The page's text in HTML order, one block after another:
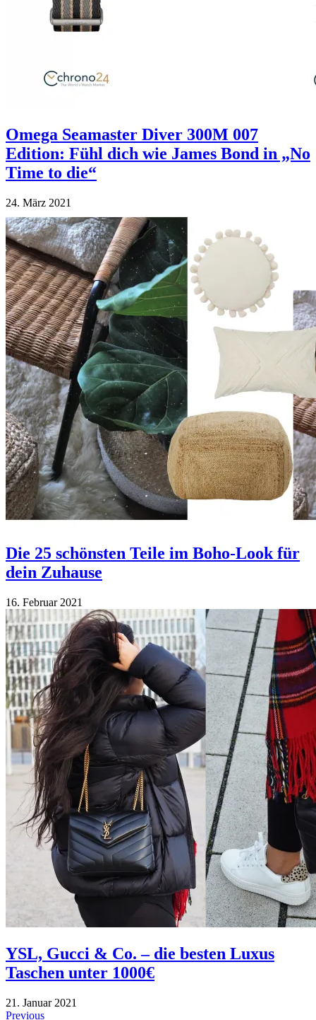
Omega Seamaster Diver 300M 007
Edition: Fühl dich wie James Bond in „No
Time to die“
24. März 2021
Die 25 schönsten Teile im Boho-Look für
dein Zuhause
16. Februar 2021
YSL, Gucci & Co. – die besten Luxus
Taschen unter 1000€
21. Januar 2021
Previous